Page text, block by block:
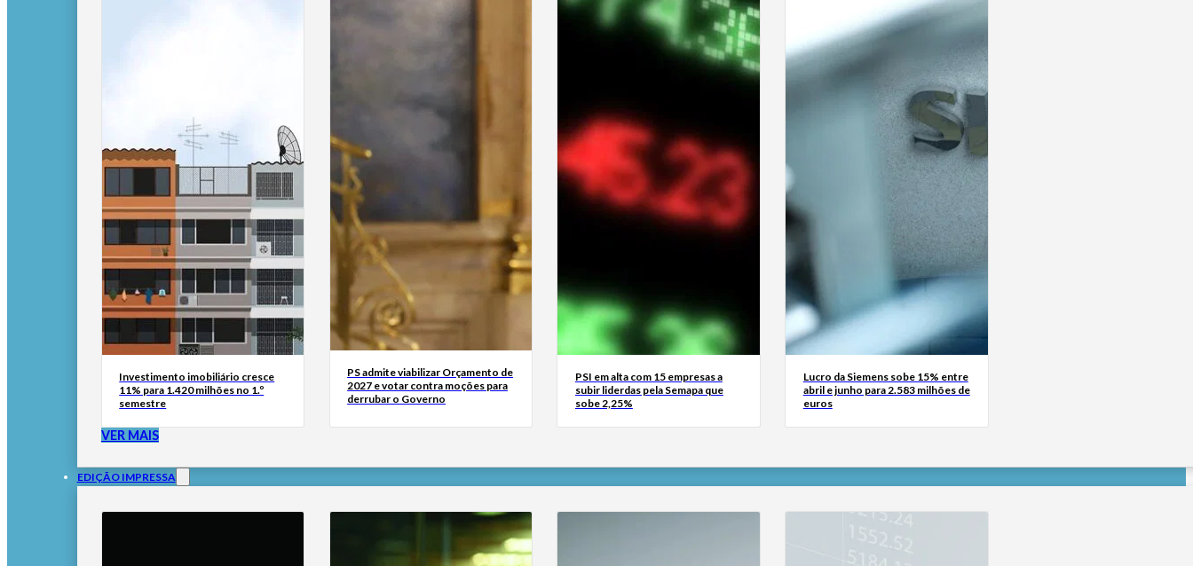
Investimento imobiliário cresce
11% para 1.420 milhões no 1.º
semestre
PS admite viabilizar Orçamento de
2027 e votar contra moções para
derrubar o Governo
PSI em alta com 15 empresas a
subir liderdas pela Semapa que
sobe 2,25%
Lucro da Siemens sobe 15% entre
abril e junho para 2.583 milhões de
euros
VER MAIS
EDIÇÃO IMPRESSA